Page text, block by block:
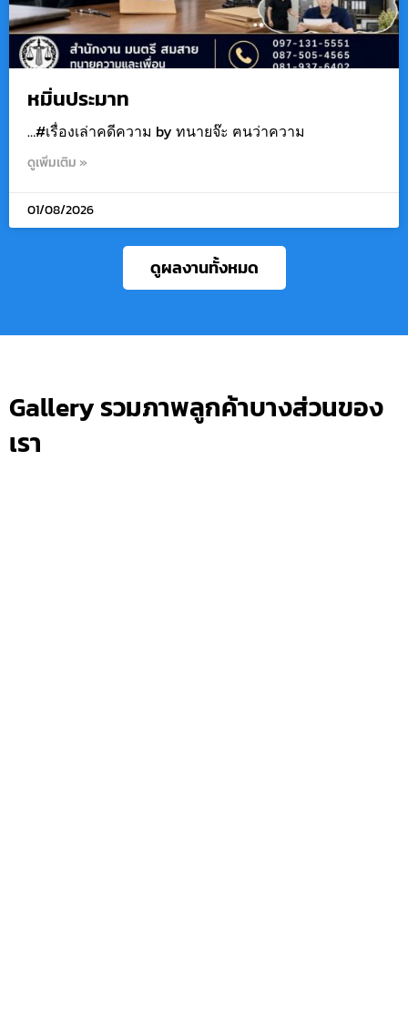
หมิ่นประมาท
…#เรื่องเล่าคดีความ by ทนายจ๊ะ ฅนว่าความ
ดูเพิ่มเติม »
01/08/2026
ดูผลงานทั้งหมด
Gallery รวมภาพลูกค้าบางส่วนของ
เรา